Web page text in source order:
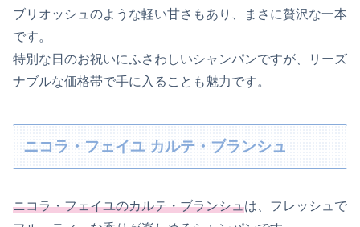
ブリオッシュのような軽い甘さもあり、まさに贅沢な一本
です。
特別な日のお祝いにふさわしいシャンパンですが、リーズ
ナブルな価格帯で手に入ることも魅力です。
ニコラ・フェイユ カルテ・ブランシュ
ニコラ・フェイユのカルテ・ブランシュは、フレッシュで